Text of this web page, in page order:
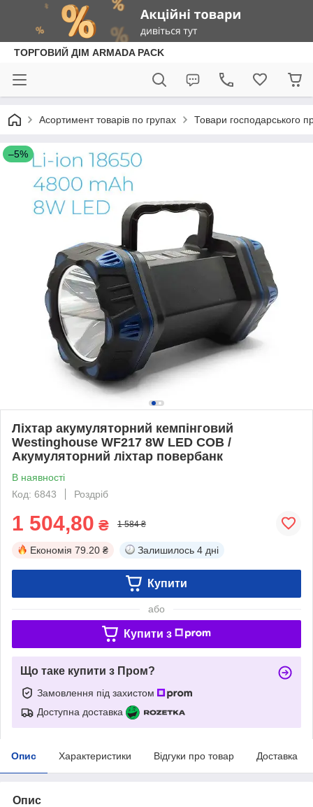
ТОРГОВИЙ ДІМ ARMADA PACK
Асортимент товарів по групах Товари господарського
–5%
Ліхтар акумуляторний кемпінговий
Westinghouse WF217 8W LED COB /
Акумуляторний ліхтар повербанк
В наявності
Код: 6843
Роздріб
1 504,80 ₴ 1 584 ₴
Економія 79.20 ₴ Залишилось 4 дні
Купити
або
Купити з
Що таке купити з Пром?
Замовлення під захистом
Доступна доставка
Опис Характеристики Відгуки про товар Доставка
Опис